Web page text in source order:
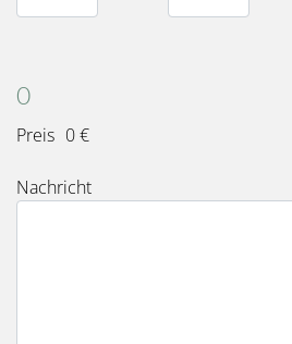
Gesamt
0
Preis 0 €
Nachricht